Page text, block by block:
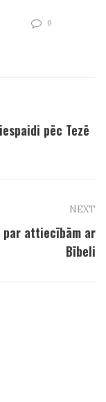
0
pēc Tezē
NEXT
attiecībām ar
Bībeli